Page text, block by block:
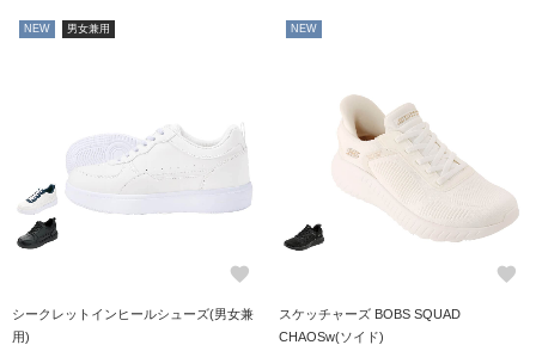
NEW 男女兼用
favorite
シークレットインヒールシューズ(男女兼
用)
NEW
favorite
スケッチャーズ BOBS SQUAD
CHAOSw(ソイド)